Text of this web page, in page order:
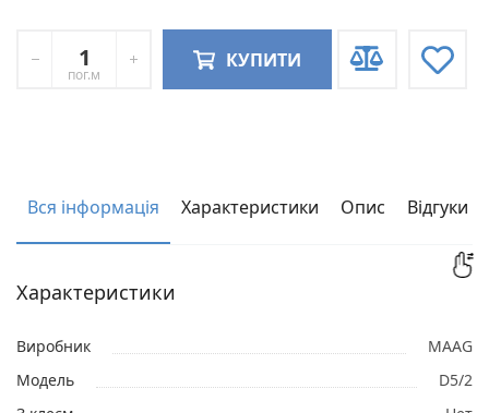
пог.м
КУПИТИ
Вся інформація Характеристики Опис Відгуки
Характеристики
Виробник
MAAG
Модель
D5/2